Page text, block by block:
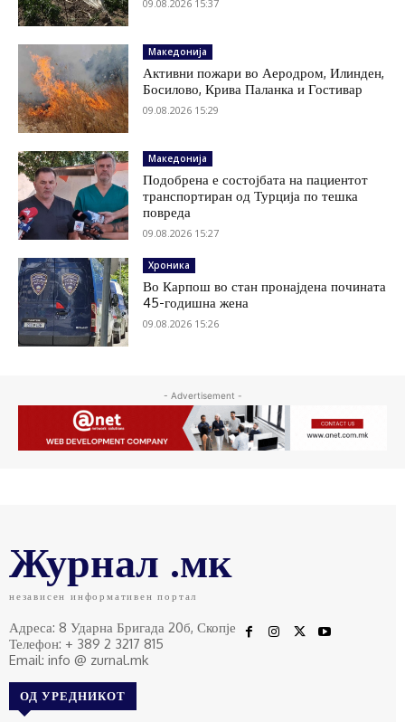
09.08.2026 15:37
Македонија
Активни пожари во Аеродром, Илинден,
Босилово, Крива Паланка и Гостивар
09.08.2026 15:29
Македонија
Подобрена е состојбата на пациентот
транспортиран од Турција по тешка
повреда
09.08.2026 15:27
Хроника
Во Карпош во стан пронајдена почината
45-годишна жена
09.08.2026 15:26
- Advertisement -
Журнал .мк
независен информативен портал
Адреса: 8 Ударна Бригада 20б, Скопје
Телефон: + 389 2 3217 815
Email: info @ zurnal.mk
ОД УРЕДНИКОТ